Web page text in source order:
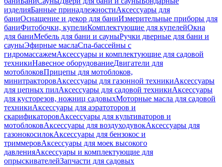
изделияБанные принадлежностиАксессуары для
баниОснащение и декор для баниИзмерительные приборы для
баниФитобочки, купелиКомплектующие для купелейОкна
для баниМебель для бани и сауныРучки дверные для бани и
сауныЭфирные маслаСпа-бассейны с
гидромассажемАксессуары и комплектующие для садовой
техникиНавесное оборудованиеДвигатели для
мотоблоковПрицепы для мотоблоков,
минитракторовАксессуары для газонной техникиАксессуары
для цепных пилАксессуары для садовой техникиАксессуары
для кусторезов, ножниц садовыхМоторные масла для садовой
техникиАксессуары для аэратоторов и
скарификаторовАксессуары для культиваторов и
мотоблоковАксессуары для воздуходувокАксессуары для
газонокосилокАксессуары для бензокос и
триммеровАксессуары для моек высокого
давленияАксессуары и комплектующие для
опрыскивателейЗапчасти для садовых